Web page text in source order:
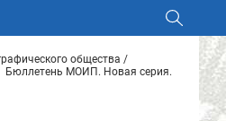
общества
Бюллетень МОИП. Новая серия.